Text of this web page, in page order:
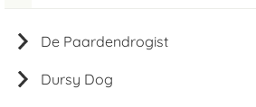
De Paardendrogist
Dursy Dog